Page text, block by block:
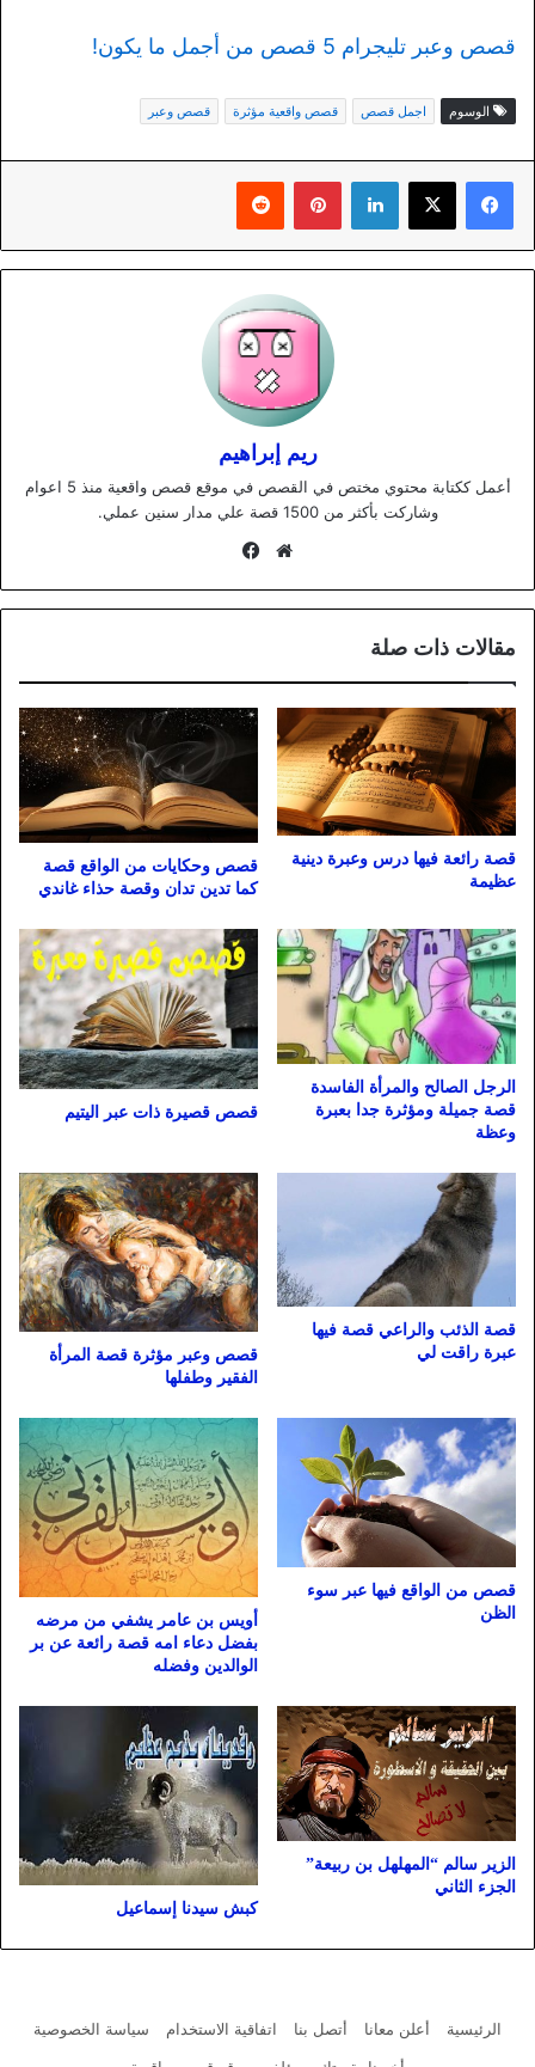
قصص وعبر تليجرام 5 قصص من أجمل ما يكون!
الوسوم اجمل قصص قصص واقعية مؤثرة قصص وعبر
لينكدإن بينتيريست
ريم إبراهيم
أعمل ككتابة محتوي مختص في القصص في موقع قصص واقعية منذ 5 اعوام
وشاركت بأكثر من 1500 قصة علي مدار سنين عملي.
موقع
مقالات ذات صلة
قصة رائعة فيها درس وعبرة دينية
عظيمة
قصص وحكايات من الواقع قصة
كما تدين تدان وقصة حذاء غاندي
الرجل الصالح والمرأة الفاسدة
قصة جميلة ومؤثرة جدا بعبرة
وعظة
قصص قصيرة ذات عبر اليتيم
قصة الذئب والراعي قصة فيها
عبرة راقت لي
قصص وعبر مؤثرة قصة المرأة
الفقير وطفلها
قصص من الواقع فيها عبر سوء
الظن
أويس بن عامر يشفي من مرضه
بفضل دعاء امه قصة رائعة عن بر
الوالدين وفضله
الزير سالم “المهلهل بن ربيعة”
الجزء الثاني
كبش سيدنا إسماعيل
الرئيسية أعلن معانا أتصل بنا اتفاقية الاستخدام
سياسة الخصوصية